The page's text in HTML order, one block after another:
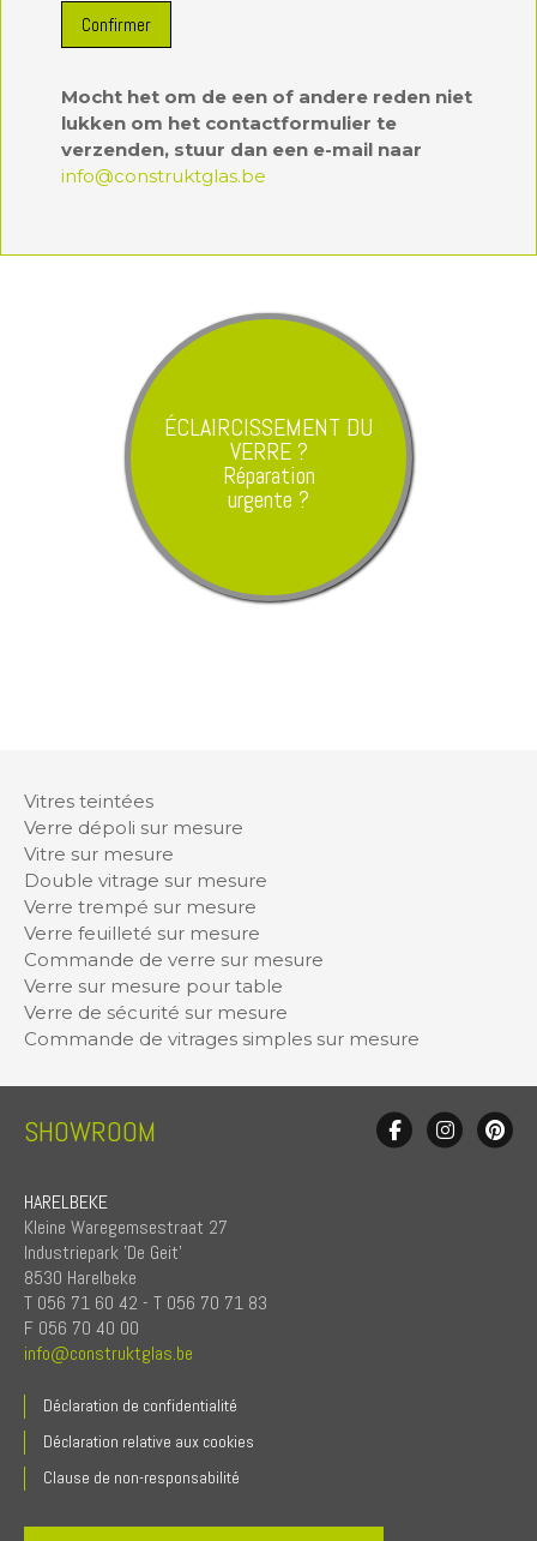
Confirmer
Mocht het om de een of andere reden niet
lukken om het contactformulier te
verzenden, stuur dan een e-mail naar
info@construktglas.be
ÉCLAIRCISSEMENT DU
VERRE ?
Réparation
urgente ?
Vitres teintées
Verre dépoli sur mesure
Vitre sur mesure
Double vitrage sur mesure
Verre trempé sur mesure
Verre feuilleté sur mesure
Commande de verre sur mesure
Verre sur mesure pour table
Verre de sécurité sur mesure
Commande de vitrages simples sur mesure
SHOWROOM
HARELBEKE
Kleine Waregemsestraat 27
Industriepark 'De Geit'
8530 Harelbeke
T 056 71 60 42 - T 056 70 71 83
F 056 70 40 00
info@construktglas.be
Déclaration de confidentialité
Déclaration relative aux cookies
Clause de non-responsabilité